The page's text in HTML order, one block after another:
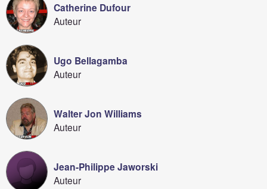
Catherine Dufour
Auteur
Ugo Bellagamba
Auteur
Walter Jon Williams
Auteur
Jean-Philippe Jaworski
Auteur